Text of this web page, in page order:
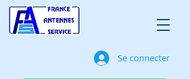
Se connecter